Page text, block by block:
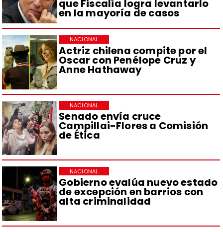
que Fiscalía logra levantarlo
en la mayoría de casos
Actriz chilena compite por el
Oscar con Penélope Cruz y
Anne Hathaway
NACIONAL
Senado envía cruce
Campillai-Flores a Comisión
de Ética
NACIONAL
Gobierno evalúa nuevo estado
de excepción en barrios con
alta criminalidad
NACIONAL